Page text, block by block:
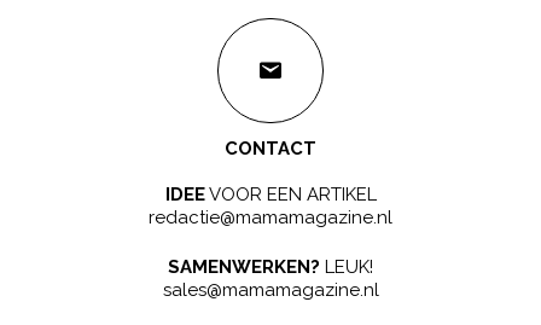
CONTACT
IDEEVOOR EEN ARTIKEL
redactie@mamamagazine.nl
SAMENWERKEN? LEUK!
sales@mamamagazine.nl